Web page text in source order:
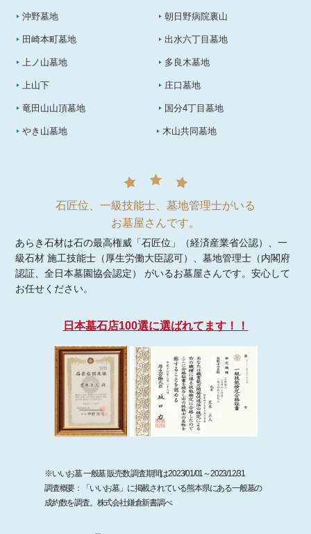
沖野墓地 朝日野病院裏山
田崎本町墓地 出水六丁目墓地
上ノ山墓地 多良木墓地
上山下 庄口墓地
竜田山山頂墓地 国分4丁目墓地
やき山墓地 木山共同墓地
石匠位、一級技能士、墓地管理士がいる
お墓屋さんです。
あらき石材は石の最高権威「石匠位」（経済産業省公認）、一
級石材 施工技能士（厚生労働大臣認可）、墓地管理士（内閣府
認証、全日本墓園協会認定） がいるお墓屋さんです。安心して
お任せください。
日本墓石店100選に選ばれてます！！
※いいお墓 一般墓 販売数 調査期間は2023/01/01～2023/12/31
調査概要：「いいお墓」に掲載されている熊本県にある一般墓の
成約数を調査。株式会社鎌倉新書調べ